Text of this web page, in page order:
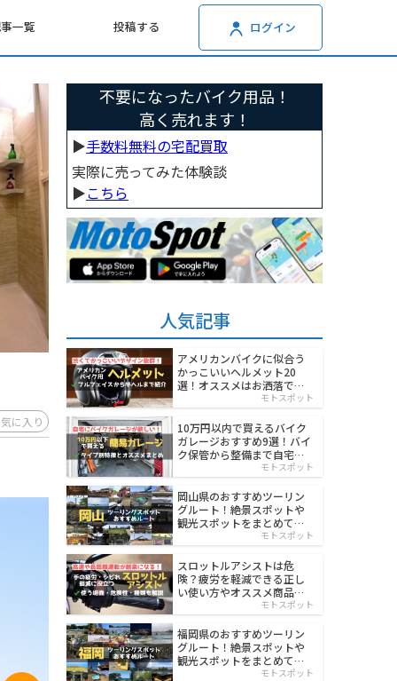
一覧 投稿する ログイン
に入り
不要になったバイク用品！
高く売れます！
▶︎手数料無料の宅配買取
実際に売ってみた体験談
▶︎こちら
人気記事
アメリカンバイクに似合う
かっこいいヘルメット20
選！オススメはお洒落でワ
モトスポット
10万円以内で買えるバイク
ガレージおすすめ9選！バイ
ク保管から整備まで自宅で
モトスポット
岡山県のおすすめツーリン
グルート！絶景スポットや
観光スポットをまとめて紹
モトスポット
スロットルアシストは危
険？疲労を軽減できる正し
い使い方やオススメ商品を
モトスポット
福岡県のおすすめツーリン
グルート！絶景スポットや
観光スポットをまとめて紹
モトスポット